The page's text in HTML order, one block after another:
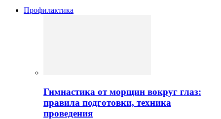
Профилактика
Гимнастика от морщин вокруг глаз:
правила подготовки, техника
проведения